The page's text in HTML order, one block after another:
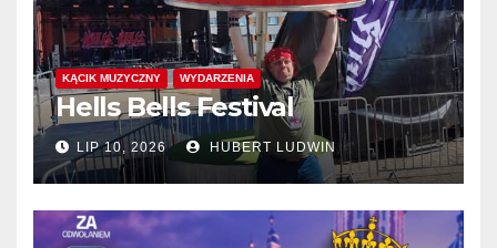
KĄCIK MUZYCZNY WYDARZENIA
Hells Bells Festival
LIP 10, 2026 HUBERT LUDWIN